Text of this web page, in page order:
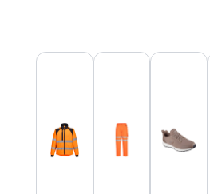
Produktgalerie überspringen